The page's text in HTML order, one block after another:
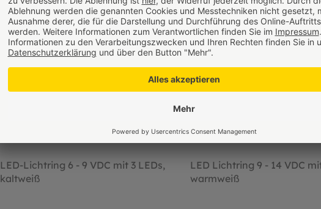
LED-Lichtring 6 - 9 VDC mit 3 LEDs,
kaltweiß
LED Lichtring 9 - 14 VDC
warmweiß